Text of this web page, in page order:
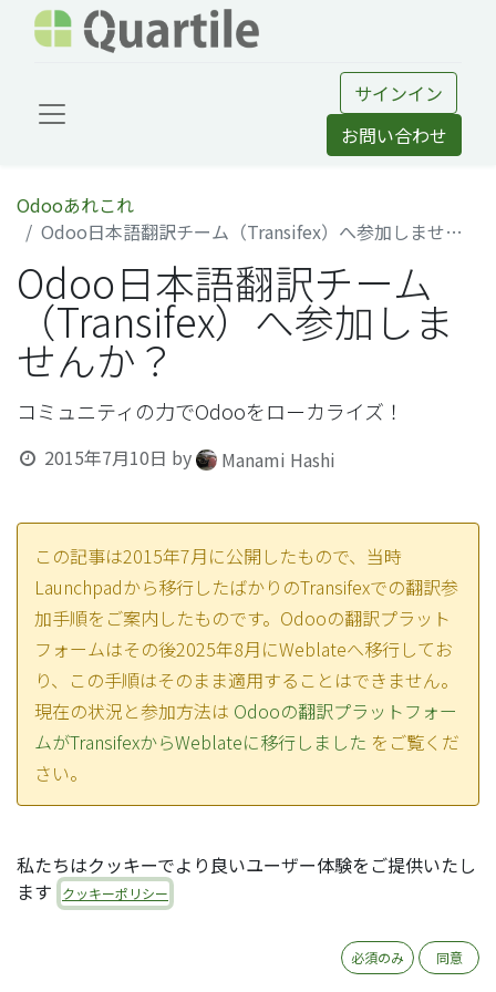
サインイン
お問い合わせ
Odooあれこれ
Odoo日本語翻訳チーム（Transifex）へ参加しませんか？
Odoo日本語翻訳チーム
（Transifex）へ参加しま
せんか？
コミュニティの力でOdooをローカライズ！
2015年7月10日 by Manami Hashi
この記事は2015年7月に公開したもので、当時
Launchpadから移行したばかりのTransifexでの翻訳参
加手順をご案内したものです。Odooの翻訳プラット
フォームはその後2025年8月にWeblateへ移行してお
り、この手順はそのまま適用することはできません。
現在の状況と参加方法は Odooの翻訳プラットフォー
ムがTransifexからWeblateに移行しました をご覧くだ
さい。
Odooはオープンソースパッケージですので、世界
中の誰もが翻訳を進めることができます。
Odooの翻訳プラットフォームは、ソースコードレ
私たちはクッキーでより良いユーザー体験をご提供いたし
ます
クッキーポリシー
必須のみ 同意